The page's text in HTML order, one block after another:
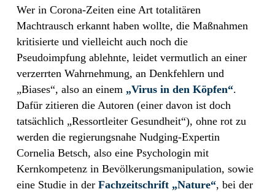
Wer in Corona-Zeiten eine Art totalitären
Machtrausch erkannt haben wollte, die Maßnahmen
kritisierte und vielleicht auch noch die
Pseudoimpfung ablehnte, leidet vermutlich an einer
verzerrten Wahrnehmung, an Denkfehlern und
„Biases“, also an einem „Virus in den Köpfen“.
Dafür zitieren die Autoren (einer davon ist doch
tatsächlich „Ressortleiter Gesundheit“), ohne rot zu
werden die regierungsnahe Nudging-Expertin
Cornelia Betsch, also eine Psychologin mit
Kernkompetenz in Bevölkerungsmanipulation, sowie
eine Studie in der Fachzeitschrift „Nature“, bei der